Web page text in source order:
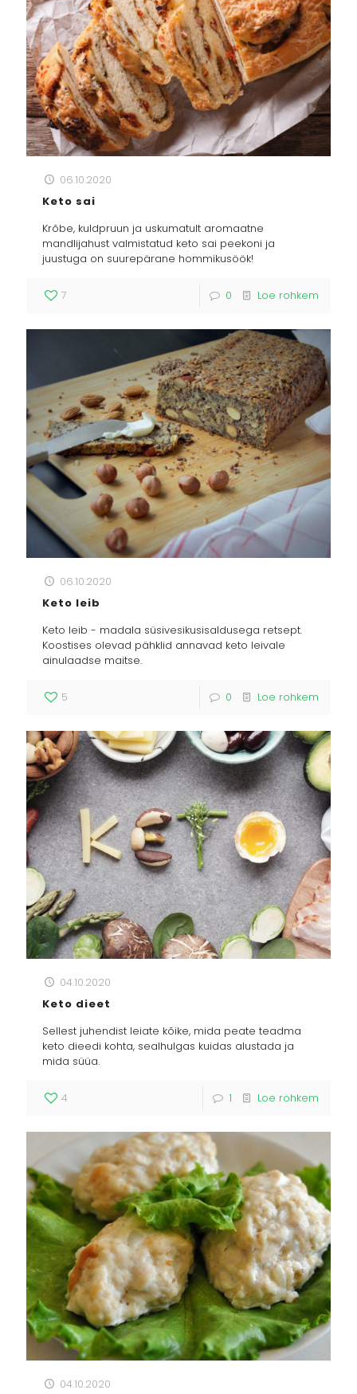
06.10.2020
Keto sai
Krõbe, kuldpruun ja uskumatult aromaatne
mandlijahust valmistatud keto sai peekoni ja
juustuga on suurepärane hommikusöök!
7 0 Loe rohkem
06.10.2020
Keto leib
Keto leib - madala süsivesikusisaldusega retsept.
Koostises olevad pähklid annavad keto leivale
ainulaadse maitse.
5 0 Loe rohkem
04.10.2020
Keto dieet
Sellest juhendist leiate kõike, mida peate teadma
keto dieedi kohta, sealhulgas kuidas alustada ja
mida süüa.
4 1 Loe rohkem
04.10.2020